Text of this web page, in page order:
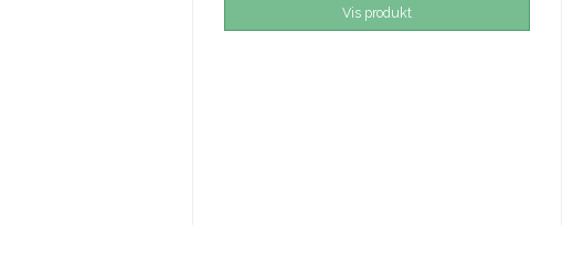
Vis produkt